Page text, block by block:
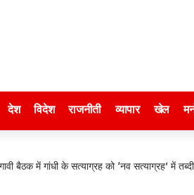
देश विदेश राजनीती व्यापार खेल
बैठक में गांधी के सत्याग्रह को ‘नव सत्याग्रह’ में